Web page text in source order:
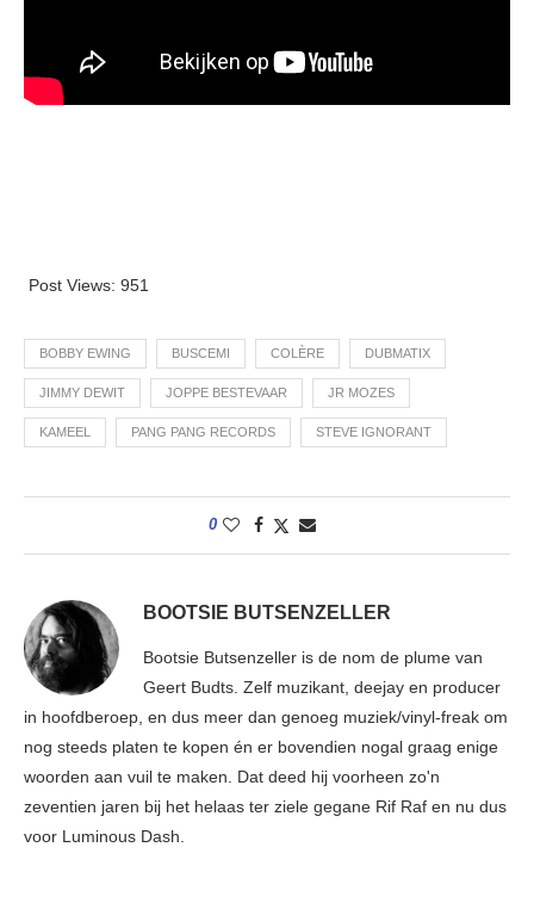
Post Views: 951
BOBBY EWING BUSCEMI COLÈRE DUBMATIX
JIMMY DEWIT JOPPE BESTEVAAR JR MOZES
KAMEEL PANG PANG RECORDS STEVE IGNORANT
0
BOOTSIE BUTSENZELLER
Bootsie Butsenzeller is de nom de plume van
Geert Budts. Zelf muzikant, deejay en producer
in hoofdberoep, en dus meer dan genoeg muziek/vinyl-freak om
nog steeds platen te kopen én er bovendien nogal graag enige
woorden aan vuil te maken. Dat deed hij voorheen zo'n
zeventien jaren bij het helaas ter ziele gegane Rif Raf en nu dus
voor Luminous Dash.